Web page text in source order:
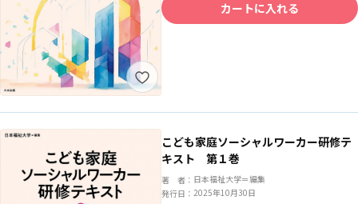
カートに入れる
こども家庭ソーシャルワーカー研修テ
キスト 第１巻
著 者： 日本福祉大学＝編集
発行日： 2025年10月30日